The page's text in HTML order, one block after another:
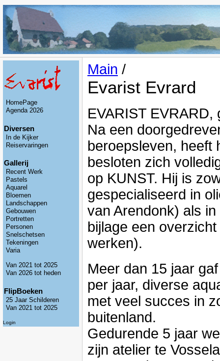
HomePage
Agenda 2026
Diversen
In de Kijker
Reiservaringen
Gallerij
Recent Werk
Pastels
Aquarel
Bloemen
Landschappen
Gebouwen
Portretten
Personen
Snelschetsen
Tekeningen
Varia
Van 2021 tot 2025
Van 2026 tot heden
FlipBoeken
25 Jaar Schilderen
Van 2021 tot 2025
Login
Main /
Evarist Evrard
EVARIST EVRARD,
Na een
beroepsleven, heeft
besloten zich
op KUNST. Hij is
gespecialiseerd in
van Arendonk) als
bijlage een
werken).
Meer dan 15 jaar
per jaar, diverse
met veel succes in
buitenland.
Gedurende 5 jaar
zijn atelier te